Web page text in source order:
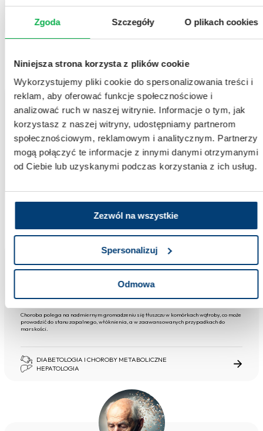
Zgoda Szczegóły O plikach cookies
Niniejsza strona korzysta z plików cookie
Wykorzystujemy pliki cookie do spersonalizowania treści i
reklam, aby oferować funkcje społecznościowe i
analizować ruch w naszej witrynie. Informacje o tym, jak
korzystasz z naszej witryny, udostępniamy partnerom
społecznościowym, reklamowym i analitycznym. Partnerzy
mogą połączyć te informacje z innymi danymi otrzymanymi
od Ciebie lub uzyskanymi podczas korzystania z ich usług.
Zezwól na wszystkie
Spersonalizuj
Odmowa
DIABETOLOGIA I CHOROBY METABOLICZNE
Badania kliniczne – Bielactwo niesegmentalne
Bielactwo, znane również jako vitiligo, to przewlekła choroba skóry, charakteryzująca się
utratą pigmentu w skórze, co prowadzi do powstawania białych plam.
związana z zaburzeniami metabolicznymi
Choroba polega na nadmiernym gromadzeniu się tłuszczu w komórkach wątroby, co może
prowadzić do stanu zapalnego, włóknienia, a w zaawansowanych przypadkach do
marskości.
DIABETOLOGIA I CHOROBY METABOLICZNE
HEPATOLOGIA